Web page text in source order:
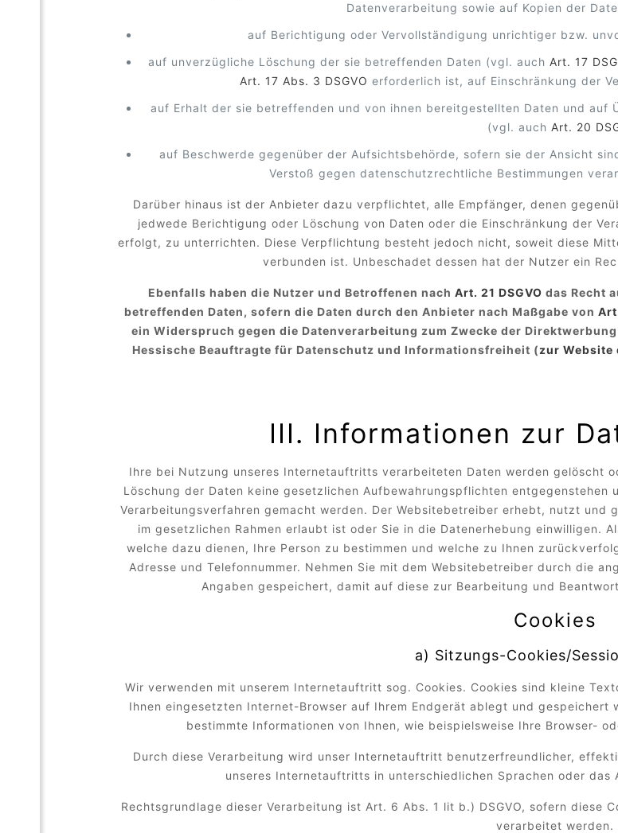
Datenverarbeitung sowie auf Kopien der
auf Berichtigung oder Vervollständigung unrichtiger bzw.
auf unverzügliche Löschung der sie betreffenden Daten (vgl. auch Art. 17
Art. 17 Abs. 3 DSGVO erforderlich ist, auf Einschränkung der
auf Erhalt der sie betreffenden und von ihnen bereitgestellten Daten und auf
(vgl. auch Art. 20
auf Beschwerde gegenüber der Aufsichtsbehörde, sofern sie der Ansicht
Verstoß gegen datenschutzrechtliche Bestimmungen
Darüber hinaus ist der Anbieter dazu verpflichtet, alle Empfänger, denen
jedwede Berichtigung oder Löschung von Daten oder die Einschränkung der
erfolgt, zu unterrichten. Diese Verpflichtung besteht jedoch nicht, soweit diese
verbunden ist. Unbeschadet dessen hat der Nutzer ein
Ebenfalls haben die Nutzer und Betroffenen nach Art. 21 DSGVO das Recht
betreffenden Daten, sofern die Daten durch den Anbieter nach Maßgabe von
ein Widerspruch gegen die Datenverarbeitung zum Zwecke der
Hessische Beauftragte für Datenschutz und Informationsfreiheit (zur Website
III. Informationen zur
Ihre bei Nutzung unseres Internetauftritts verarbeiteten Daten werden gelöscht
Löschung der Daten keine gesetzlichen Aufbewahrungspflichten entgegenstehen
Verarbeitungsverfahren gemacht werden. Der Websitebetreiber erhebt, nutzt und
im gesetzlichen Rahmen erlaubt ist oder Sie in die Datenerhebung einwilligen.
welche dazu dienen, Ihre Person zu bestimmen und welche zu Ihnen
Adresse und Telefonnummer. Nehmen Sie mit dem Websitebetreiber durch die
Angaben gespeichert, damit auf diese zur Bearbeitung und
Cookies
a) Sitzungs-Cookies/
Wir verwenden mit unserem Internetauftritt sog. Cookies. Cookies sind kleine
Ihnen eingesetzten Internet-Browser auf Ihrem Endgerät ablegt und gespeichert
bestimmte Informationen von Ihnen, wie beispielsweise Ihre Browser-
Durch diese Verarbeitung wird unser Internetauftritt benutzerfreundlicher,
unseres Internetauftritts in unterschiedlichen Sprachen oder das
Rechtsgrundlage dieser Verarbeitung ist Art. 6 Abs. 1 lit b.) DSGVO, sofern diese
verarbeitet werden.